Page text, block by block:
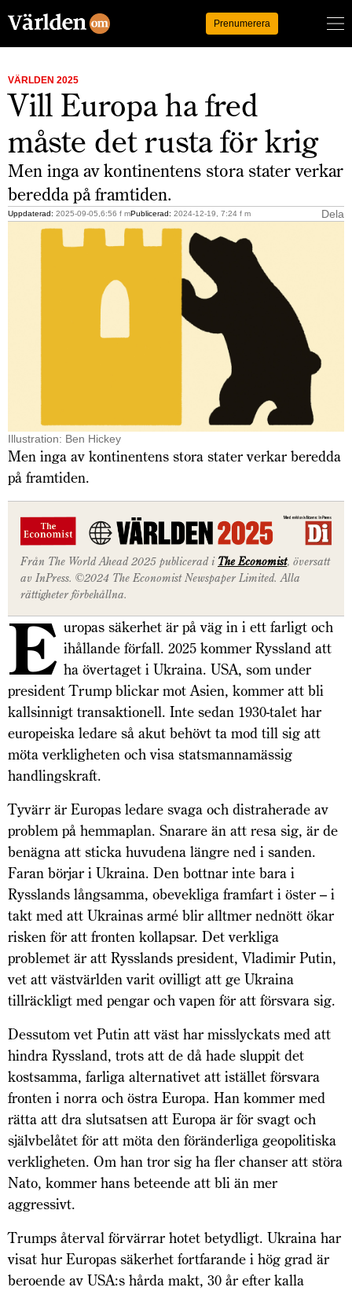
Prenumerera
VÄRLDEN 2025
Vill Europa ha fred
måste det rusta för krig
Men inga av kontinentens stora stater verkar
beredda på framtiden.
Uppdaterad: 2025-09-05,6:56 f mPublicerad: 2024-12-19, 7:24 f m Dela
Illustration: Ben Hickey
Men inga av kontinentens stora stater verkar beredda
på framtiden.
Från The World Ahead 2025 publicerad i The Economist, översatt
av InPress. ©2024 The Economist Newspaper Limited. Alla
rättigheter förbehållna.
E uropas säkerhet är på väg in i ett farligt och
ihållande förfall. 2025 kommer Ryssland att
ha övertaget i Ukraina. USA, som under
president Trump blickar mot Asien, kommer att bli
kallsinnigt transaktionell. Inte sedan 1930-talet har
europeiska ledare så akut behövt ta mod till sig att
möta verkligheten och visa statsmannamässig
handlingskraft.
Tyvärr är Europas ledare svaga och distraherade av
problem på hemmaplan. Snarare än att resa sig, är de
benägna att sticka huvudena längre ned i sanden.
Faran börjar i Ukraina. Den bottnar inte bara i
Rysslands långsamma, obevekliga framfart i öster – i
takt med att Ukrainas armé blir alltmer nednött ökar
risken för att fronten kollapsar. Det verkliga
problemet är att Rysslands president, Vladimir Putin,
vet att västvärlden varit ovilligt att ge Ukraina
tillräckligt med pengar och vapen för att försvara sig.
Dessutom vet Putin att väst har misslyckats med att
hindra Ryssland, trots att de då hade sluppit det
kostsamma, farliga alternativet att istället försvara
fronten i norra och östra Europa. Han kommer med
rätta att dra slutsatsen att Europa är för svagt och
självbelåtet för att möta den föränderliga geopolitiska
verkligheten. Om han tror sig ha fler chanser att störa
Nato, kommer hans beteende att bli än mer
aggressivt.
Trumps återval förvärrar hotet betydligt. Ukraina har
visat hur Europas säkerhet fortfarande i hög grad är
beroende av USA:s hårda makt, 30 år efter kalla